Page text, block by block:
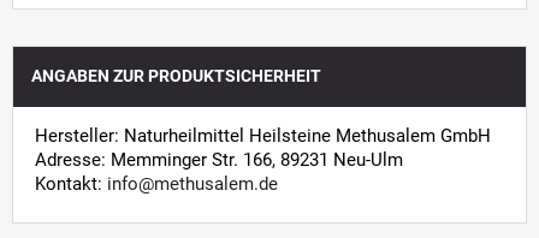
ANGABEN ZUR PRODUKTSICHERHEIT
Hersteller: Naturheilmittel Heilsteine Methusalem GmbH
Adresse: Memminger Str. 166, 89231 Neu-Ulm
Kontakt: info@methusalem.de